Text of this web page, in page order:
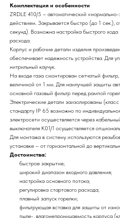
Комплектация и особенности
ZRDLE 410/5 – автоматический
действием. Закрывается быстро (до 1 сек.),
секунд). Возможна настройка быстрого
расхода.
Корпус и рабочие детали изделия
обеспечивает надежность устройства. Для
нитрильный каучук.
На входе газа смонтирован сетчатый
величиной от 1 мм. Для наилучшей защиты
основной газовый фильтр перед рампой
Электрические детали заизолированы
стандарту IP 65 возможно по
электросети осуществляется через
выключателя K01/1 осуществляется
Для монтажа в систему используются
установке – от горизонтальной до
Достоинства:
быстрое закрытие;
широкий диапазон входного давления;
настройка основного потока;
регулировка стартового расхода;
плавный запуск горелки;
фильтрующая вставка для защиты от
пыле-, влагонепроницаемость корпуса